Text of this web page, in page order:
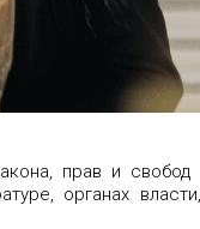
прав и свобод
органах